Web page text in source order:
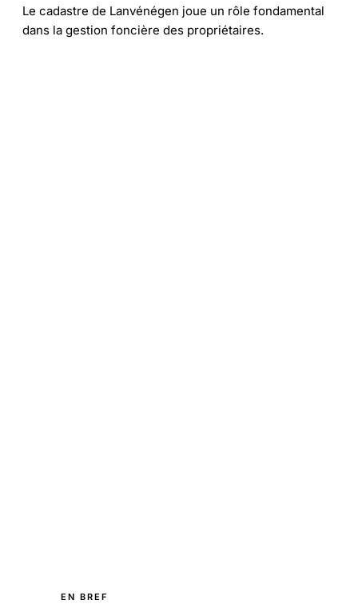
Le cadastre de Lanvénégen joue un rôle fondamental
dans la gestion foncière des propriétaires.
EN BREF